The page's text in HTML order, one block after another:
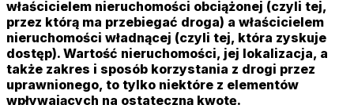
właścicielem nieruchomości obciążonej (czyli tej,
przez którą ma przebiegać droga) a właścicielem
nieruchomości władnącej (czyli tej, która zyskuje
dostęp). Wartość nieruchomości, jej lokalizacja, a
także zakres i sposób korzystania z drogi przez
uprawnionego, to tylko niektóre z elementów
wpływających na ostateczną kwotę.